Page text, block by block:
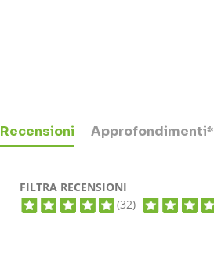
Recensioni Approfondimenti*
FILTRA RECENSIONI
(32)